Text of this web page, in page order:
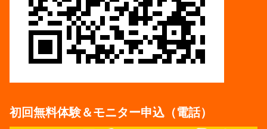
初回無料体験＆モニター申込（電話）